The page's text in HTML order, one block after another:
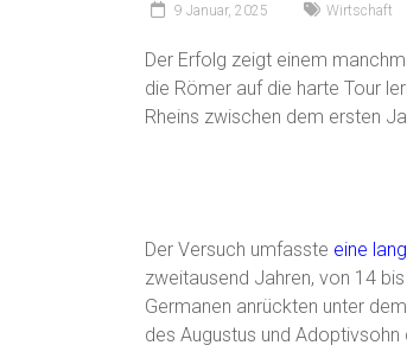
9 Januar, 2025 Wirtschaft
Der Erfolg zeigt einem
die Römer auf die harte Tour
Rheins zwischen dem ersten
Der Versuch umfasste eine
zweitausend Jahren, von 14
Germanen anrückten unter
des Augustus und Adoptivsohn